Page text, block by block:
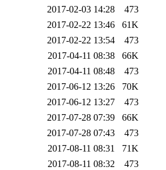
2017-02-03 14:28
473
2017-02-22 13:46
61K
2017-02-22 13:54
473
2017-04-11 08:38
66K
2017-04-11 08:48
473
2017-06-12 13:26
70K
2017-06-12 13:27
473
2017-07-28 07:39
66K
2017-07-28 07:43
473
2017-08-11 08:31
71K
2017-08-11 08:32
473